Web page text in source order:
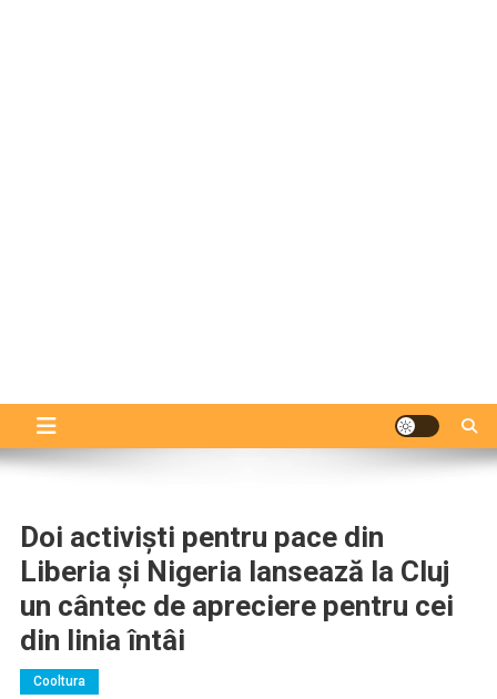
Doi activiști pentru pace din
Liberia și Nigeria lansează la Cluj
un cântec de apreciere pentru cei
din linia întâi
Cooltura